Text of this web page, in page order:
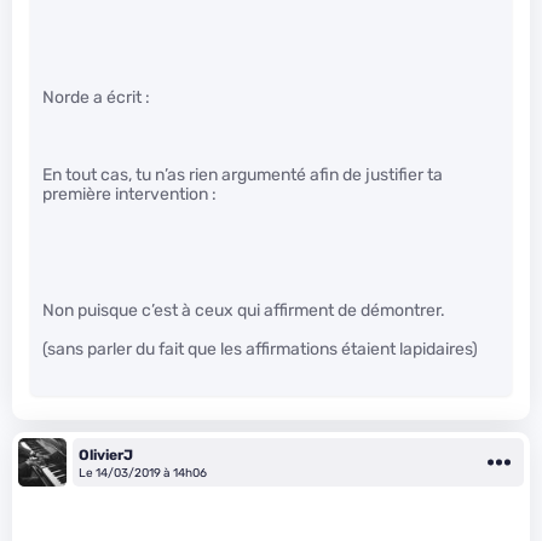
Norde a écrit :
En tout cas, tu n’as rien argumenté afin de justifier ta
première intervention :
Non puisque c’est à ceux qui affirment de démontrer.
(sans parler du fait que les affirmations étaient lapidaires)
OlivierJ
Le 14/03/2019 à 14h06